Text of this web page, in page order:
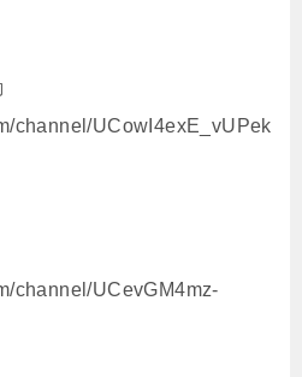
channel/UCowI4exE_vUPek
channel/UCevGM4mz-